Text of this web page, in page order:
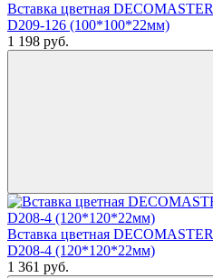
Вставка цветная DECOMASTER
D209-126 (100*100*22мм)
1 198 руб.
Вставка цветная DECOMASTER
D208-4 (120*120*22мм)
1 361 руб.